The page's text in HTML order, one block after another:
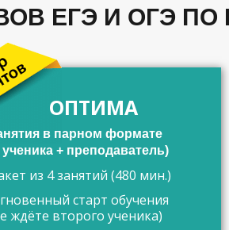
ЕГЭ И ОГЭ
ОПТИМА
в парном формате
ученика + преподаватель)
из 4 занятий (480 мин.)
старт обучения
ждёте второго ученика)